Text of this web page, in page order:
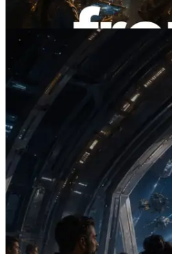
2026.07.04
ERPC lança Solana
x402 — A era em que